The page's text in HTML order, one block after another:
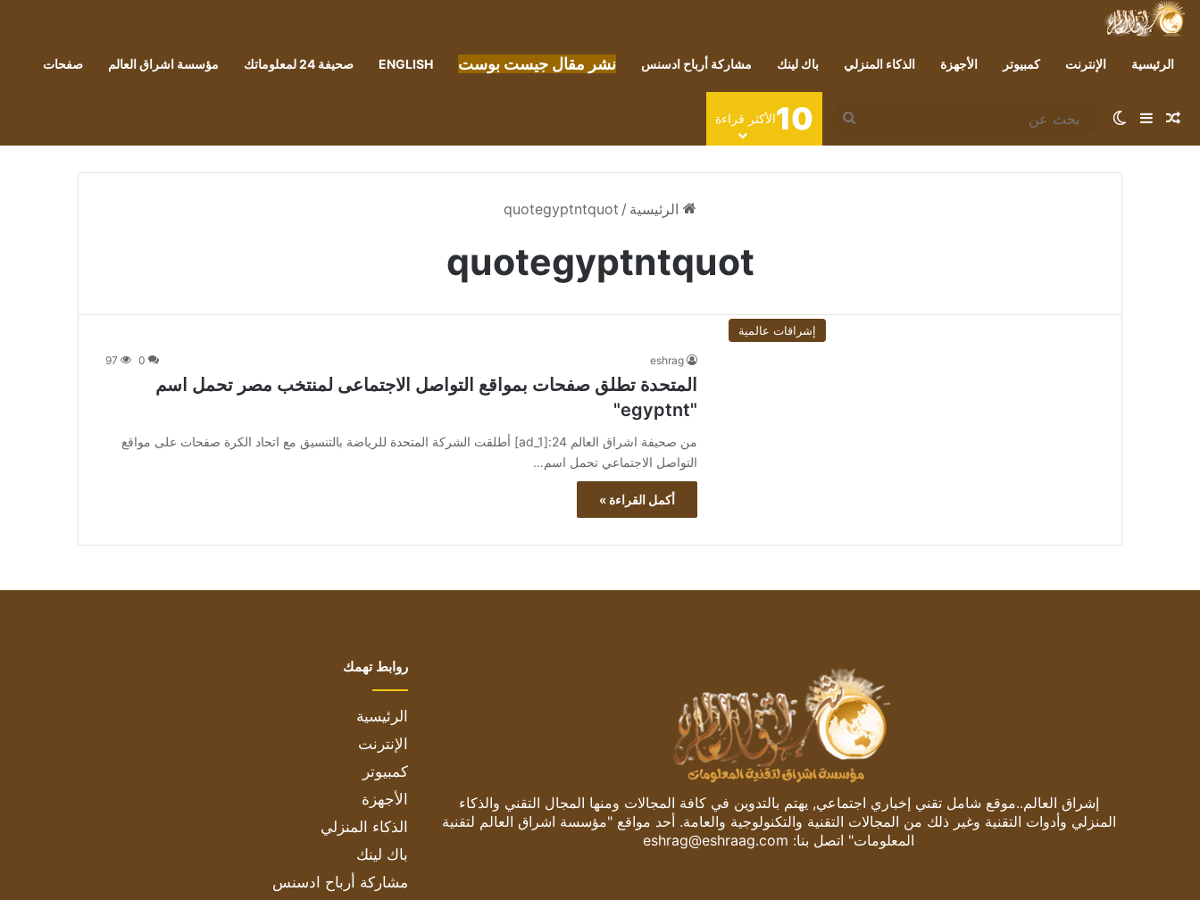
الرئيسية الإنترنت كمبيوتر الأجهزة الذكاء المنزلي باك لينك مشاركة أرباح ادسنس نشر مقال جيست بوست ENGLISH صحيفة 24 لمعلوماتك مؤسسة اشراق العالم صفحات
مقال عشوائي
إضافة عمود جانبي
الوضع المظلم
بحث
عن
10الأكثر قراءة
الرئيسية /
quotegyptntquot
quotegyptntquot
إشراقات عالمية
eshrag
0
97
المتحدة تطلق صفحات بمواقع التواصل الاجتماعى لمنتخب مصر تحمل اسم
"egyptnt"
من صحيفة اشراق العالم 24:[ad_1] أطلقت الشركة المتحدة للرياضة بالتنسيق مع اتحاد الكرة صفحات على مواقع
التواصل الاجتماعي تحمل اسم…
أكمل القراءة »
إشراق العالم..موقع شامل تقني إخباري اجتماعي, يهتم بالتدوين في كافة المجالات ومنها المجال التقني والذكاء
المنزلي وأدوات التقنية وغير ذلك من المجالات التقنية والتكنولوجية والعامة. أحد مواقع "مؤسسة اشراق العالم لتقنية
المعلومات" اتصل بنا: eshrag@eshraag.com
روابط تهمك
الرئيسية
الإنترنت
كمبيوتر
الأجهزة
الذكاء المنزلي
باك لينك
مشاركة أرباح ادسنس